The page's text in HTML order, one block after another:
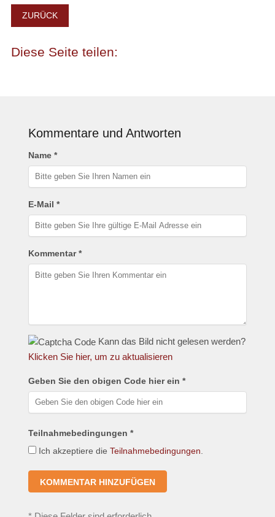
ZURÜCK
Kommentare und Antworten
Name *
E-Mail *
Kommentar *
Kann das Bild nicht gelesen werden?
Klicken Sie hier, um zu aktualisieren
Geben Sie den obigen Code hier ein *
Teilnahmebedingungen *
Ich akzeptiere die Teilnahmebedingungen